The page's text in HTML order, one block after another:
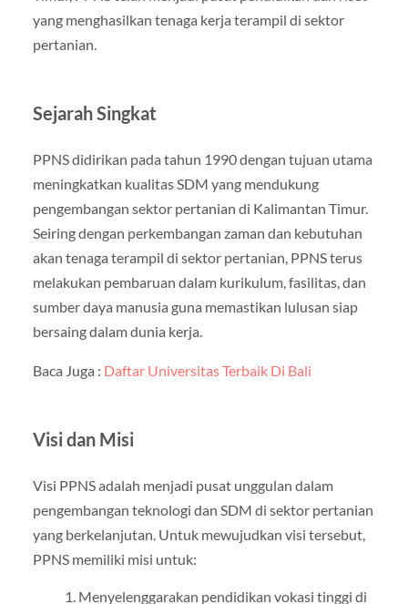
yang menghasilkan tenaga kerja terampil di sektor
pertanian.
Sejarah Singkat
PPNS didirikan pada tahun 1990 dengan tujuan utama
meningkatkan kualitas SDM yang mendukung
pengembangan sektor pertanian di Kalimantan Timur.
Seiring dengan perkembangan zaman dan kebutuhan
akan tenaga terampil di sektor pertanian, PPNS terus
melakukan pembaruan dalam kurikulum, fasilitas, dan
sumber daya manusia guna memastikan lulusan siap
bersaing dalam dunia kerja.
Baca Juga : Daftar Universitas Terbaik Di Bali
Visi dan Misi
Visi PPNS adalah menjadi pusat unggulan dalam
pengembangan teknologi dan SDM di sektor pertanian
yang berkelanjutan. Untuk mewujudkan visi tersebut,
PPNS memiliki misi untuk:
Menyelenggarakan pendidikan vokasi tinggi di